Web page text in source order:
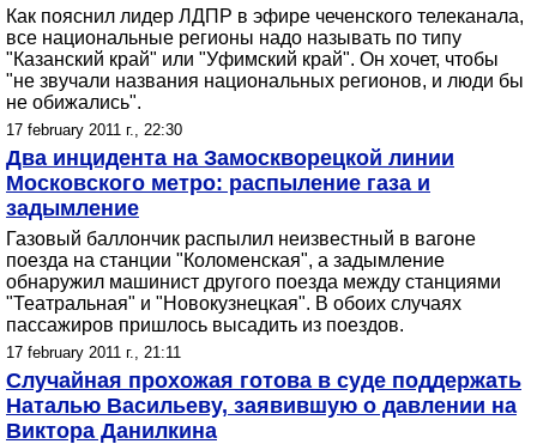
Как пояснил лидер ЛДПР в эфире чеченского телеканала,
все национальные регионы надо называть по типу
"Казанский край" или "Уфимский край". Он хочет, чтобы
"не звучали названия национальных регионов, и люди бы
не обижались".
17 february 2011 г., 22:30
Два инцидента на Замоскворецкой линии
Московского метро: распыление газа и
задымление
Газовый баллончик распылил неизвестный в вагоне
поезда на станции "Коломенская", а задымление
обнаружил машинист другого поезда между станциями
"Театральная" и "Новокузнецкая". В обоих случаях
пассажиров пришлось высадить из поездов.
17 february 2011 г., 21:11
Случайная прохожая готова в суде поддержать
Наталью Васильеву, заявившую о давлении на
Виктора Данилкина